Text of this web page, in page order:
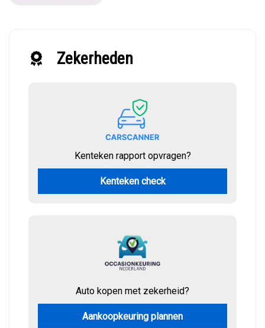
Zekerheden
Kenteken rapport opvragen?
Kenteken check
Auto kopen met zekerheid?
Aankoopkeuring plannen